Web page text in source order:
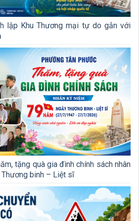
lập Khu Thương mại tự do gắn với
tặng quà gia đình chính sách nhân
binh – Liệt sĩ